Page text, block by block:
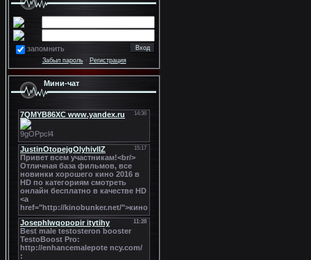
запомнить
Забыл пароль· Регистрация
Мини-чат